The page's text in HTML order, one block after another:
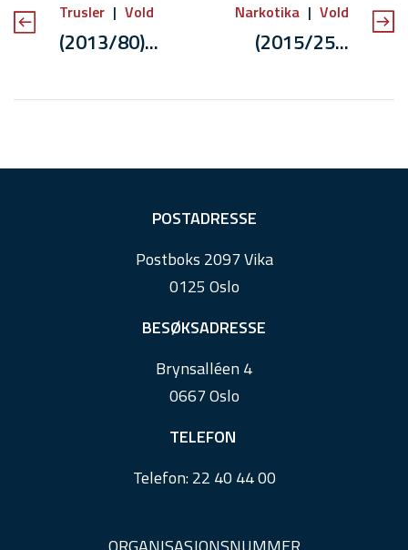
Trusler
Vold
(2013/80)...
Narkotika
Vold
(2015/25...
POSTADRESSE
Postboks 2097 Vika
0125 Oslo
BESØKSADRESSE
Brynsalléen 4
0667 Oslo
TELEFON
Telefon:22 40 44 00